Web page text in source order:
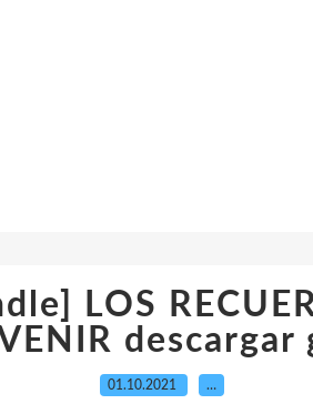
LOS
descargar
01.10.2021 …